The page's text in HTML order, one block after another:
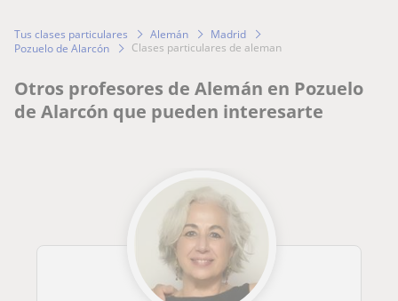
Tus clases particulares Alemán
Madrid
Pozuelo de Alarcón
clases particulares de aleman
Otros profesores de Alemán en Pozuelo
de Alarcón que pueden interesarte